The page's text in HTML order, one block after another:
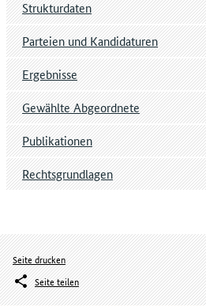
Strukturdaten
Parteien und Kandidaturen
Ergebnisse
Gewählte Abgeordnete
Publikationen
Rechtsgrundlagen
Seite drucken
Seite teilen